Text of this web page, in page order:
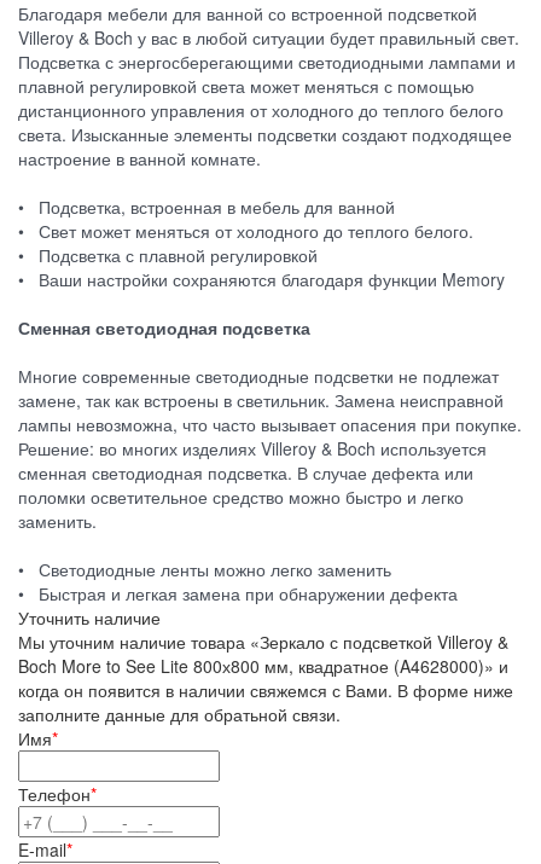
Благодаря мебели для ванной со встроенной подсветкой
Villeroy & Boch у вас в любой ситуации будет правильный свет.
Подсветка с энергосберегающими светодиодными лампами и
плавной регулировкой света может меняться с помощью
дистанционного управления от холодного до теплого белого
света. Изысканные элементы подсветки создают подходящее
настроение в ванной комнате.
• Подсветка, встроенная в мебель для ванной
• Свет может меняться от холодного до теплого белого.
• Подсветка с плавной регулировкой
• Ваши настройки сохраняются благодаря функции Memory
Сменная светодиодная подсветка
Многие современные светодиодные подсветки не подлежат
замене, так как встроены в светильник. Замена неисправной
лампы невозможна, что часто вызывает опасения при покупке.
Решение: во многих изделиях Villeroy & Boch используется
сменная светодиодная подсветка. В случае дефекта или
поломки осветительное средство можно быстро и легко
заменить.
• Светодиодные ленты можно легко заменить
• Быстрая и легкая замена при обнаружении дефекта
Уточнить наличие
Мы уточним наличие товара «Зеркало с подсветкой Villeroy &
Boch More to See Lite 800х800 мм, квадратное (A4628000)» и
когда он появится в наличии свяжемся с Вами. В форме ниже
заполните данные для обратьной связи.
Имя*
Телефон*
E-mail*